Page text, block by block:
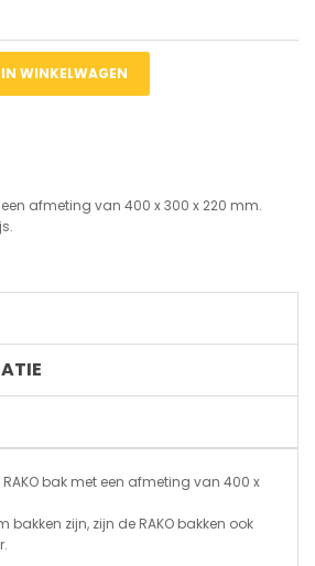
IN WINKELWAGEN
afmeting van 400 x 300 x 220 mm.
bak met een afmeting van 400 x
bakken zijn, zijn de RAKO bakken ook